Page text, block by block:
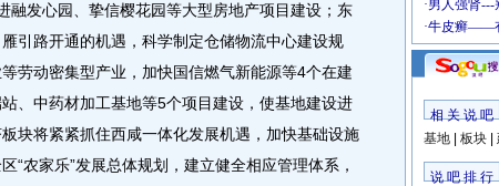
融发心园、挚信樱花园等大型房地产项目建设；东
引路开通的机遇，科学制定仓储物流中心建设规
劳动密集型产业，加快国信燃气新能源等4个在建
、中药材加工基地等5个项目建设，使基地建设进
块将紧紧抓住西咸一体化发展机遇，加快基础设施
“农家乐”发展总体规划，建立健全相应管理体系，
相 关 说 吧
基地| 板块|
说 吧 排 行